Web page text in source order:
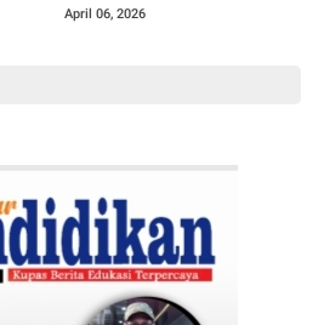
Pelayanan
April 06, 2026